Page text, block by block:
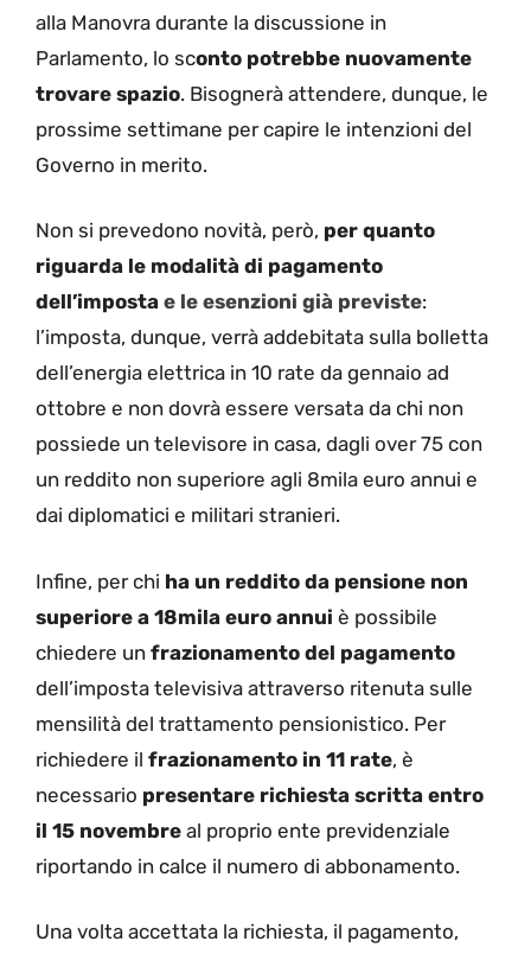
alla Manovra durante la discussione in
Parlamento, lo sconto potrebbe nuovamente
trovare spazio. Bisognerà attendere, dunque, le
prossime settimane per capire le intenzioni del
Governo in merito.
Non si prevedono novità, però, per quanto
riguarda le modalità di pagamento
dell’imposta e le esenzioni già previste:
l’imposta, dunque, verrà addebitata sulla bolletta
dell’energia elettrica in 10 rate da gennaio ad
ottobre e non dovrà essere versata da chi non
possiede un televisore in casa, dagli over 75 con
un reddito non superiore agli 8mila euro annui e
dai diplomatici e militari stranieri.
Infine, per chi ha un reddito da pensione non
superiore a 18mila euro annui è possibile
chiedere un frazionamento del pagamento
dell’imposta televisiva attraverso ritenuta sulle
mensilità del trattamento pensionistico. Per
richiedere il frazionamento in 11 rate, è
necessario presentare richiesta scritta entro
il 15 novembre al proprio ente previdenziale
riportando in calce il numero di abbonamento.
Una volta accettata la richiesta, il pagamento,